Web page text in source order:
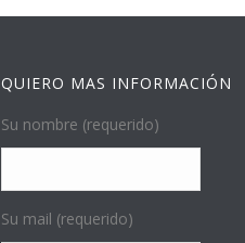
QUIERO MAS INFORMACIÓN
Su nombre (requerido)
Su mail (requerido)